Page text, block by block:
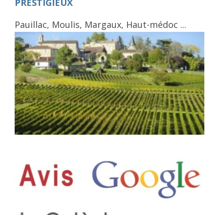
PRESTIGIEUX
Pauillac, Moulis, Margaux, Haut-médoc ...